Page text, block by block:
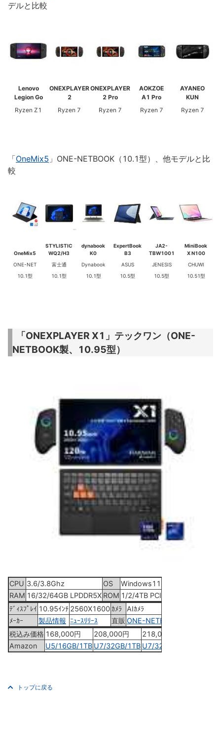
デルと比較
Lenovo
Legion Go
Ryzen Z1
ONEXPLAYER
2
Ryzen 7
ONEXPLAYER
2 Pro
Ryzen 7
AOKZOE
A1 Pro
Ryzen 7
AYANEO
KUN
Ryzen 7
「OneMix5 」ONE-NETBOOK（10.1型）、他モデルと比
較
OneMix5
ONE-NET
10.1型
STYLISTIC
WQ2/H3
富士通
10.1型
dynabook
K0
Dynabook
10.1型
ExpertBook
B3
ASUS
10.5型
JA2-
TBW1001
JENESIS
10.5型
MiniBook
X N100
CHUWI
10.51型
「ONEXPLAYER X1」テックワン（ONE-
NETBOOK製、10.95型）
CPU 3.6/3.8Ghz OS Windows11
RAM 16/32/64GB LPDDR5X ROM 1/2/4TB PCIe
ﾃﾞｨｽﾌﾟﾚｲ 10.95ｲﾝﾁ 2560X1600 ｶﾒﾗ
AIｶﾒﾗ
ﾒｰｶｰ
製品情報 ﾆｭｰｽﾘﾘｰｽ 直販 ONE-NETBOOK
税込み価格 168,000円 208,000円 218,000円
Amazon
U5/16GB/1TB U7/32GB/1TB U7/32GB/2TB
トップに戻る